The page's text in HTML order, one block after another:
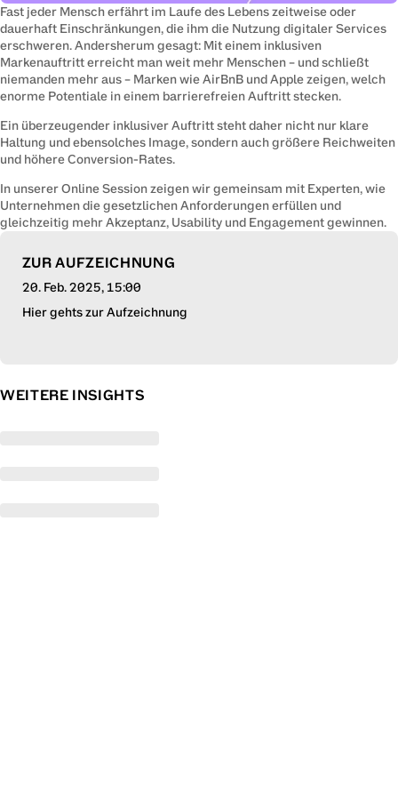
Fast jeder Mensch erfährt im Laufe des Lebens zeitweise oder
dauerhaft Einschränkungen, die ihm die Nutzung digitaler Services
erschweren. Andersherum gesagt: Mit einem inklusiven
Markenauftritt erreicht man weit mehr Menschen – und schließt
niemanden mehr aus – Marken wie AirBnB und Apple zeigen, welch
enorme Potentiale in einem barrierefreien Auftritt stecken.
Ein überzeugender inklusiver Auftritt steht daher nicht nur klare
Haltung und ebensolches Image, sondern auch größere Reichweiten
und höhere Conversion-Rates.
In unserer Online Session zeigen wir gemeinsam mit Experten, wie
Unternehmen die gesetzlichen Anforderungen erfüllen und
gleichzeitig mehr Akzeptanz, Usability und Engagement gewinnen.
ZUR AUFZEICHNUNG
20. Feb. 2025, 15:00
Hier gehts zur Aufzeichnung
WEITERE INSIGHTS